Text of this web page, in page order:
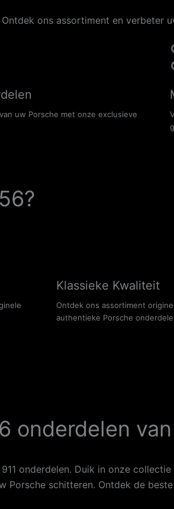
ons assortiment en verbeter
uw Porsche met onze exclusieve
Klassieke Kwaliteit
Ontdek ons assortiment
authentieke Porsche
onderdelen
onderdelen. Duik in onze
schitteren. Ontdek de